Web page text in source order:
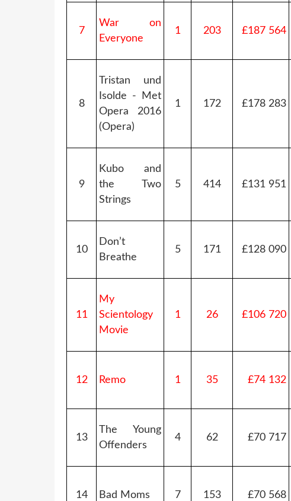
7
War on
Everyone
1 203 £187 564
8
Tristan und
Isolde - Met
Opera 2016
(Opera)
1 172 £178 283
9
Kubo and
the Two
Strings
5 414 £131 951
10
Don’t
Breathe
5 171 £128 090
11
My
Scientology
Movie
1 26 £106 720
12 Remo 1 35 £74 132
13
The Young
Offenders
4 62 £70 717
14 Bad Moms 7 153 £70 568